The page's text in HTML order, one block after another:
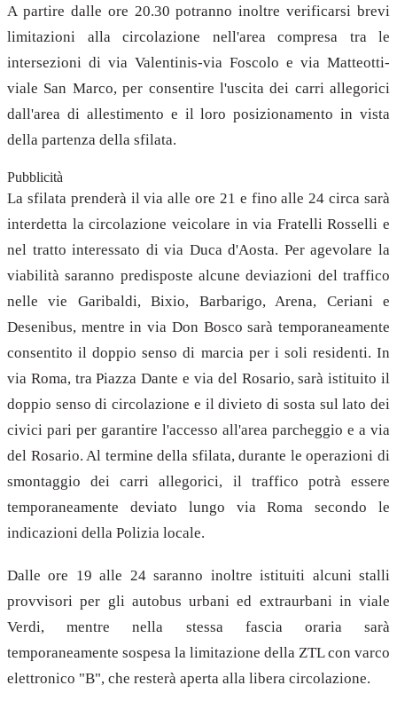
A partire dalle ore 20.30 potranno inoltre verificarsi brevi
limitazioni alla circolazione nell'area compresa tra le
intersezioni di via Valentinis-via Foscolo e via Matteotti-
viale San Marco, per consentire l'uscita dei carri allegorici
dall'area di allestimento e il loro posizionamento in vista
della partenza della sfilata.
Pubblicità
La sfilata prenderà il via alle ore 21 e fino alle 24 circa sarà
interdetta la circolazione veicolare in via Fratelli Rosselli e
nel tratto interessato di via Duca d'Aosta. Per agevolare la
viabilità saranno predisposte alcune deviazioni del traffico
nelle vie Garibaldi, Bixio, Barbarigo, Arena, Ceriani e
Desenibus, mentre in via Don Bosco sarà temporaneamente
consentito il doppio senso di marcia per i soli residenti. In
via Roma, tra Piazza Dante e via del Rosario, sarà istituito il
doppio senso di circolazione e il divieto di sosta sul lato dei
civici pari per garantire l'accesso all'area parcheggio e a via
del Rosario. Al termine della sfilata, durante le operazioni di
smontaggio dei carri allegorici, il traffico potrà essere
temporaneamente deviato lungo via Roma secondo le
indicazioni della Polizia locale.
Dalle ore 19 alle 24 saranno inoltre istituiti alcuni stalli
provvisori per gli autobus urbani ed extraurbani in viale
Verdi, mentre nella stessa fascia oraria sarà
temporaneamente sospesa la limitazione della ZTL con varco
elettronico "B", che resterà aperta alla libera circolazione.